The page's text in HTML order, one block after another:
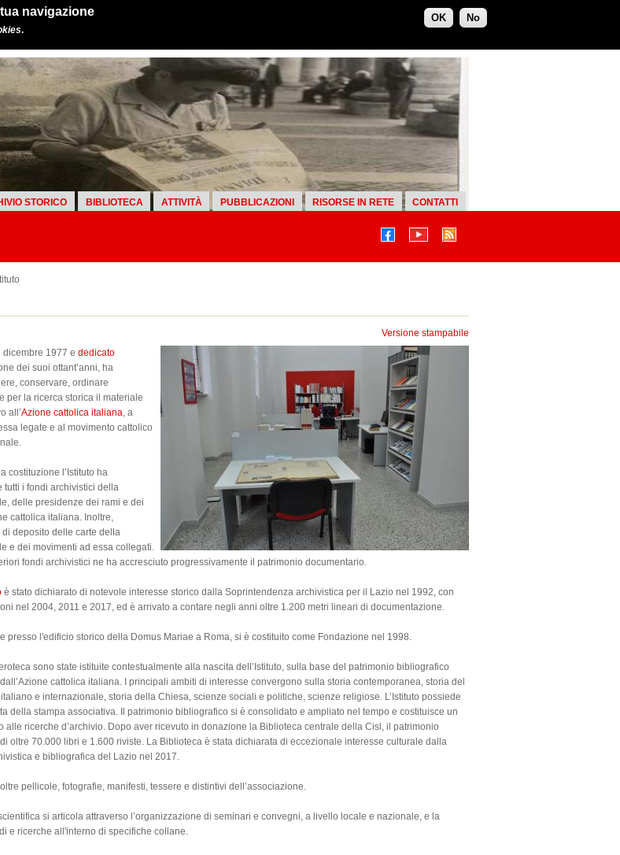
navigazione
.
OK No
STORICO BIBLIOTECA ATTIVITÀ PUBBLICAZIONI RISORSE IN RETE CONTATTI
Versione stampabile
dicembre 1977 e dedicato
dei suoi ottant’anni, ha
conservare, ordinare
per la ricerca storica il materiale
all’Azione cattolica italiana, a
legate e al movimento cattolico
costituzione l’Istituto ha
tutti i fondi archivistici della
delle presidenze dei rami e dei
cattolica italiana. Inoltre,
di deposito delle carte della
e dei movimenti ad essa collegati.
fondi archivistici ne ha accresciuto progressivamente il patrimonio documentario.
è stato dichiarato di notevole interesse storico dalla Soprintendenza archivistica per il Lazio nel 1992, con
nel 2004, 2011 e 2017, ed è arrivato a contare negli anni oltre 1.200 metri lineari di documentazione.
presso l'edificio storico della Domus Mariae a Roma, si è costituito come Fondazione nel 1998.
sono state istituite contestualmente alla nascita dell’Istituto, sulla base del patrimonio bibliografico
cattolica italiana. I principali ambiti di interesse convergono sulla storia contemporanea, storia del
e internazionale, storia della Chiesa, scienze sociali e politiche, scienze religiose. L’Istituto possiede
della stampa associativa. Il patrimonio bibliografico si è consolidato e ampliato nel tempo e costituisce un
alle ricerche d’archivio. Dopo aver ricevuto in donazione la Biblioteca centrale della Cisl, il patrimonio
oltre 70.000 libri e 1.600 riviste. La Biblioteca è stata dichiarata di eccezionale interesse culturale dalla
e bibliografica del Lazio nel 2017.
pellicole, fotografie, manifesti, tessere e distintivi dell’associazione.
si articola attraverso l’organizzazione di seminari e convegni, a livello locale e nazionale, e la
e ricerche all'interno di specifiche collane.